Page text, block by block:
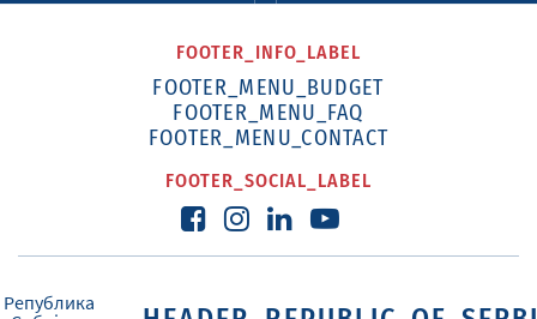
FOOTER_INFO_LABEL
FOOTER_MENU_BUDGET
FOOTER_MENU_FAQ
FOOTER_MENU_CONTACT
FOOTER_SOCIAL_LABEL